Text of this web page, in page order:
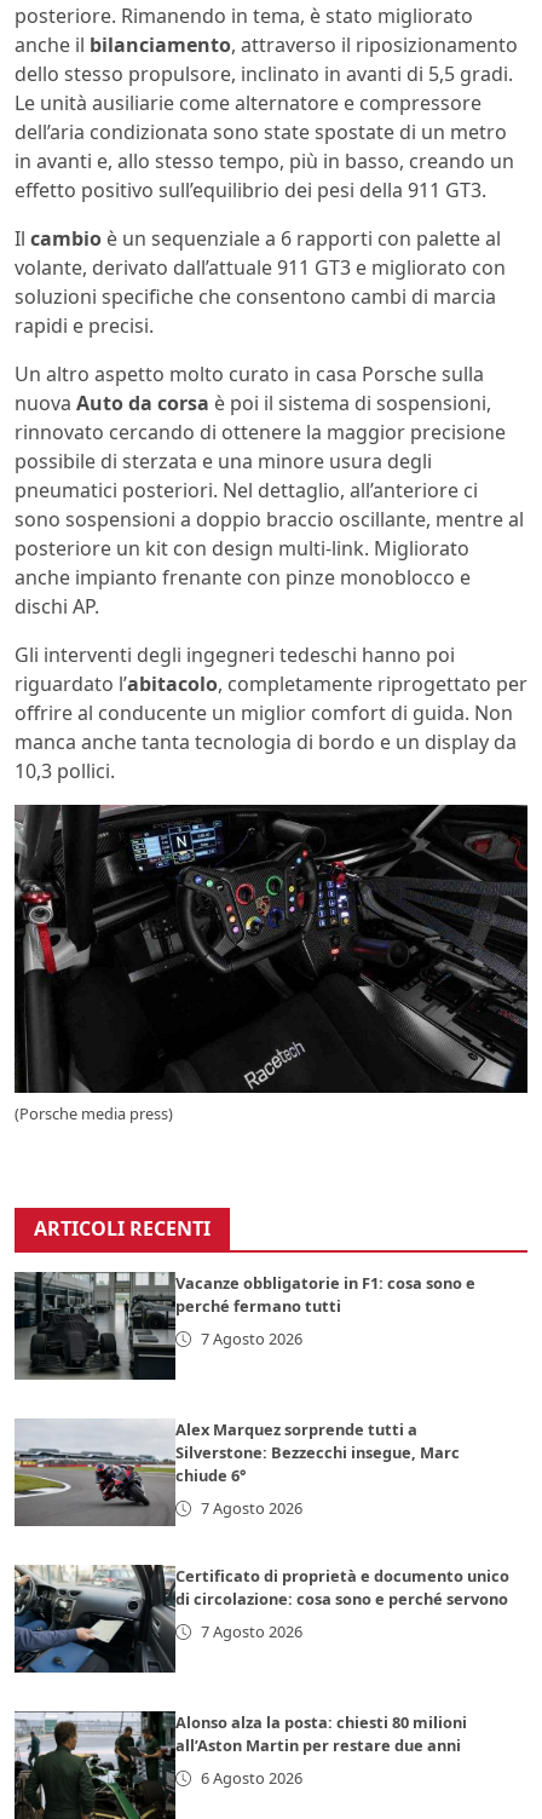
posteriore. Rimanendo in tema, è stato migliorato
anche il bilanciamento, attraverso il riposizionamento
dello stesso propulsore, inclinato in avanti di 5,5 gradi.
Le unità ausiliarie come alternatore e compressore
dell’aria condizionata sono state spostate di un metro
in avanti e, allo stesso tempo, più in basso, creando un
effetto positivo sull’equilibrio dei pesi della 911 GT3.
Il cambio è un sequenziale a 6 rapporti con palette al
volante, derivato dall’attuale 911 GT3 e migliorato con
soluzioni specifiche che consentono cambi di marcia
rapidi e precisi.
Un altro aspetto molto curato in casa Porsche sulla
nuova Auto da corsa è poi il sistema di sospensioni,
rinnovato cercando di ottenere la maggior precisione
possibile di sterzata e una minore usura degli
pneumatici posteriori. Nel dettaglio, all’anteriore ci
sono sospensioni a doppio braccio oscillante, mentre al
posteriore un kit con design multi-link. Migliorato
anche impianto frenante con pinze monoblocco e
dischi AP.
Gli interventi degli ingegneri tedeschi hanno poi
riguardato l’abitacolo, completamente riprogettato per
offrire al conducente un miglior comfort di guida. Non
manca anche tanta tecnologia di bordo e un display da
10,3 pollici.
(Porsche media press)
ARTICOLI RECENTI
Vacanze obbligatorie in F1: cosa sono e
perché fermano tutti
7 Agosto 2026
Alex Marquez sorprende tutti a
Silverstone: Bezzecchi insegue, Marc
chiude 6°
7 Agosto 2026
Certificato di proprietà e documento unico
di circolazione: cosa sono e perché servono
7 Agosto 2026
Alonso alza la posta: chiesti 80 milioni
all’Aston Martin per restare due anni
6 Agosto 2026